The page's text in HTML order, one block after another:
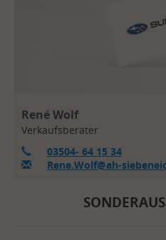
René Wolf
Verkaufsberater
03504- 64 15 34
Rene.Wolf@ah-